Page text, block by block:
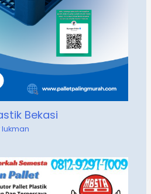
Bekasi
lukman